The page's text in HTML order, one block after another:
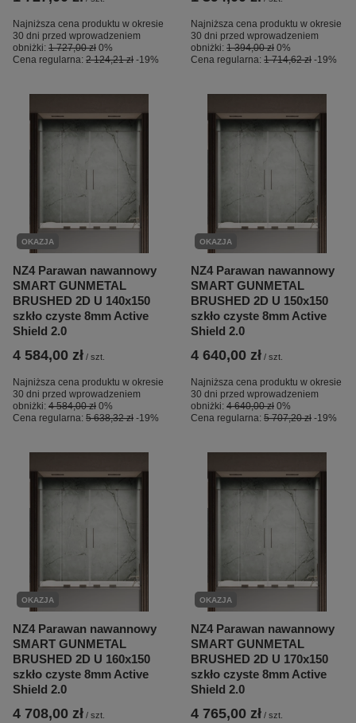
Najniższa cena produktu w okresie
30 dni przed wprowadzeniem
obniżki: 1 727,00 zł 0%
Cena regularna: 2 124,21 zł -19%
Najniższa cena produktu w okresie
30 dni przed wprowadzeniem
obniżki: 1 394,00 zł 0%
Cena regularna: 1 714,62 zł -19%
OKAZJA
NZ4 Parawan nawannowy
SMART GUNMETAL
BRUSHED 2D U 140x150
szkło czyste 8mm Active
Shield 2.0
4 584,00 zł / szt.
Najniższa cena produktu w okresie
30 dni przed wprowadzeniem
obniżki: 4 584,00 zł 0%
Cena regularna: 5 638,32 zł -19%
OKAZJA
NZ4 Parawan nawannowy
SMART GUNMETAL
BRUSHED 2D U 150x150
szkło czyste 8mm Active
Shield 2.0
4 640,00 zł / szt.
Najniższa cena produktu w okresie
30 dni przed wprowadzeniem
obniżki: 4 640,00 zł 0%
Cena regularna: 5 707,20 zł -19%
OKAZJA
NZ4 Parawan nawannowy
SMART GUNMETAL
BRUSHED 2D U 160x150
szkło czyste 8mm Active
Shield 2.0
4 708,00 zł / szt.
OKAZJA
NZ4 Parawan nawannowy
SMART GUNMETAL
BRUSHED 2D U 170x150
szkło czyste 8mm Active
Shield 2.0
4 765,00 zł / szt.